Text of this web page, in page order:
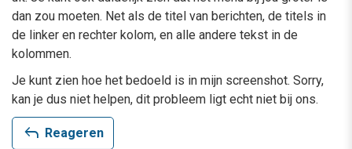
dan zou moeten. Net als de titel van berichten, de titels in
de linker en rechter kolom, en alle andere tekst in de
kolommen.
Je kunt zien hoe het bedoeld is in mijn screenshot. Sorry,
kan je dus niet helpen, dit probleem ligt echt niet bij ons.
reply Reageren